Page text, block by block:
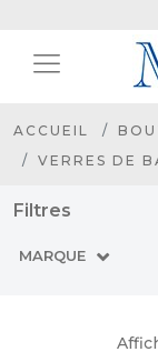
ACCUEIL
VERRES DE
Filtres
MARQUE